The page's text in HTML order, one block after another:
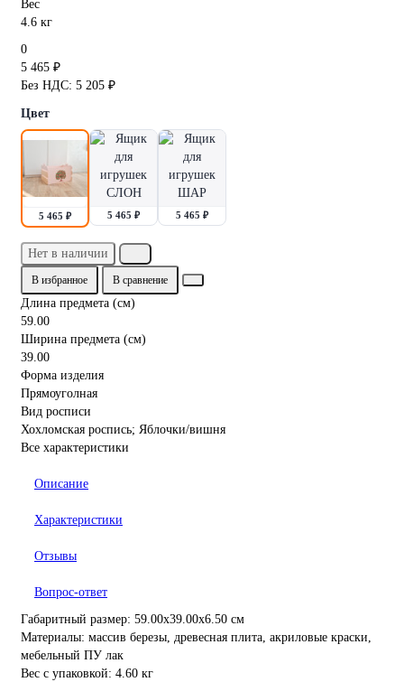
Вес
4.6 кг
0
5 465 ₽
Без НДС: 5 205 ₽
Цвет
5 465 ₽ 5 465 ₽ 5 465 ₽
Нет в наличии
В избранное В сравнение
Длина предмета (см)
59.00
Ширина предмета (см)
39.00
Форма изделия
Прямоуголная
Вид росписи
Хохломская роспись; Яблочки/вишня
Все характеристики
Описание
Характеристики
Отзывы
Вопрос-ответ
Габаритный размер: 59.00x39.00x6.50 см
Материалы: массив березы, древесная плита, акриловые краски,
мебельный ПУ лак
Вес с упаковкой: 4.60 кг